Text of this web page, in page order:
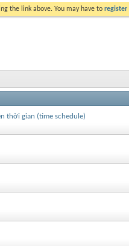
the link above. You may have to register
thời gian (time schedule)